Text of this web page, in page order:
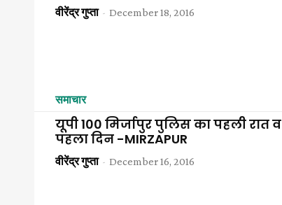
in
वीरेंद्र गुप्ता - December 18, 2016
समाचार
यूपी 100 मिर्जापुर पुलिस का पहली रात व
पहला दिन -MIRZAPUR
वीरेंद्र गुप्ता - December 16, 2016